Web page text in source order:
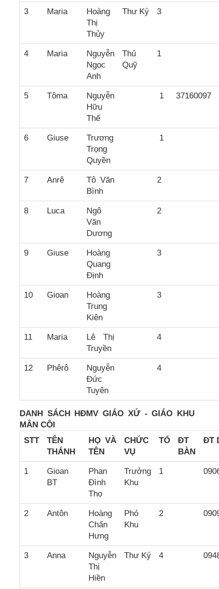
3 Maria
Hoàng
Thị
Thủy
Thư Ký 3
4 Maria
Nguyễn
Ngọc
Anh
Thủ
Quỹ
1
5 Tôma
Nguyễn
Hữu
Thế
1 37160097
6 Giuse
Trương
Trọng
Quyền
1
7 Anrê
Tô Văn
Bình
2
8 Luca
Ngô
Văn
Dương
2
9 Giuse
Hoàng
Quang
Định
3
10 Gioan
Hoàng
Trung
Kiên
3
11 Maria
Lê Thị
Truyền
4
12 Phêrô
Nguyễn
Đức
Tuyên
4
DANH SÁCH HĐMV GIÁO XỨ - GIÁO KHU
MÂN CÔI
STT
TÊN
THÁNH
HỌ VÀ
TÊN
CHỨC
VỤ
TỔ
ĐT
BÀN
ĐT
1
Gioan
BT
Phan
Đình
Thọ
Trưởng
Khu
1
2 Antôn
Hoàng
Chấn
Hưng
Phó
Khu
2
3 Anna
Nguyễn
Thị
Hiền
Thư Ký 4